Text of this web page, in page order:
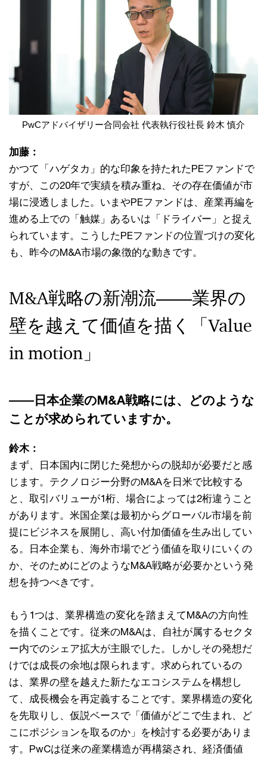
PwCアドバイザリー合同会社 代表執行役社長 鈴木 慎介
加藤：
かつて「ハゲタカ」的な印象を持たれたPEファンドで
すが、この20年で実績を積み重ね、その存在価値が市
場に浸透しました。いまやPEファンドは、産業再編を
進める上での「触媒」あるいは「ドライバー」と捉え
られています。こうしたPEファンドの位置づけの変化
も、昨今のM&A市場の象徴的な動きです。
M&A戦略の新潮流――業界の
壁を越えて価値を描く「Value
in motion」
――日本企業のM&A戦略には、どのような
ことが求められていますか。
鈴木：
まず、日本国内に閉じた発想からの脱却が必要だと感
じます。テクノロジー分野のM&Aを日米で比較する
と、取引バリューが1桁、場合によっては2桁違うこと
があります。米国企業は最初からグローバル市場を前
提にビジネスを展開し、高い付加価値を生み出してい
る。日本企業も、海外市場でどう価値を取りにいくの
か、そのためにどのようなM&A戦略が必要かという発
想を持つべきです。
もう1つは、業界構造の変化を踏まえてM&Aの方向性
を描くことです。従来のM&Aは、自社が属するセクタ
ー内でのシェア拡大が主眼でした。しかしその発想だ
けでは成長の余地は限られます。求められているの
は、業界の壁を越えた新たなエコシステムを構想し
て、成長機会を再定義することです。業界構造の変化
を先取りし、仮説ベースで「価値がどこで生まれ、ど
こにポジションを取るのか」を検討する必要がありま
す。PwCは従来の産業構造が再構築され、経済価値